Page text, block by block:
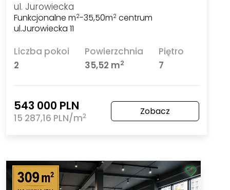
ul. Jurowiecka
Funkcjonalne m2-35,50m2 centrum
ul.Jurowiecka 11
Liczba pokoi
2
Powierzchnia
35,52 m2
Piętro
7
543 000 PLN
15 287,16 PLN/m2 Zobacz